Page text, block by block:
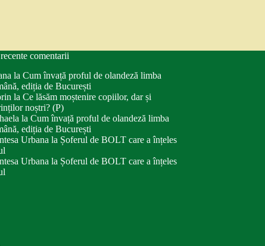
comentarii
la Cum învață proful de olandeză limba
ediția de București
la Ce lăsăm moștenire copiilor, dar și
noștri? (P)
la Cum învață proful de olandeză limba
ediția de București
Urbana la Șoferul de BOLT care a înțeles
Urbana la Șoferul de BOLT care a înțeles